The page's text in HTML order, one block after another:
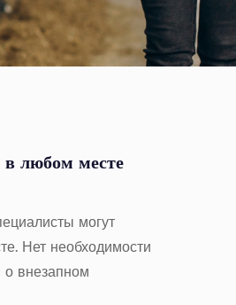
в любом месте
могут
Нет необходимости
о внезапном